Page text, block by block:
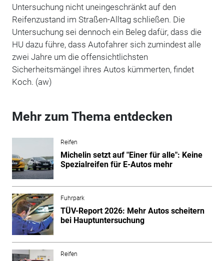
Untersuchung nicht uneingeschränkt auf den
Reifenzustand im Straßen-Alltag schließen. Die
Untersuchung sei dennoch ein Beleg dafür, dass die
HU dazu führe, dass Autofahrer sich zumindest alle
zwei Jahre um die offensichtlichsten
Sicherheitsmängel ihres Autos kümmerten, findet
Koch. (aw)
Mehr zum Thema entdecken
Reifen
Michelin setzt auf "Einer für alle": Keine
Spezialreifen für E-Autos mehr
Fuhrpark
TÜV-Report 2026: Mehr Autos scheitern
bei Hauptuntersuchung
Reifen